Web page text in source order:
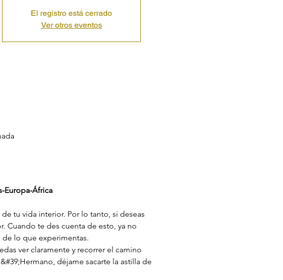
El registro está cerrado
Ver otros eventos
Europa-África
tu vida interior. Por lo tanto, si deseas
Cuando te des cuenta de esto, ya no
lo que experimentas.
ver claramente y recorrer el camino
déjame sacarte la astilla de